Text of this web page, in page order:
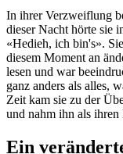
In ihrer Verzweiflung
dieser Nacht hörte sie
«Hedieh, ich bin's».
diesem Moment an
lesen und war
ganz anders als alles,
Zeit kam sie zu der
und nahm ihn als ihren
Ein